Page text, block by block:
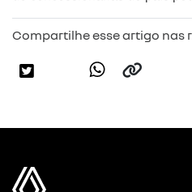
Compartilhe esse artigo nas